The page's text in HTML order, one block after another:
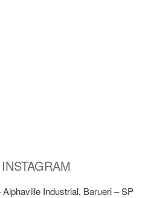
Industrial, Barueri – SP